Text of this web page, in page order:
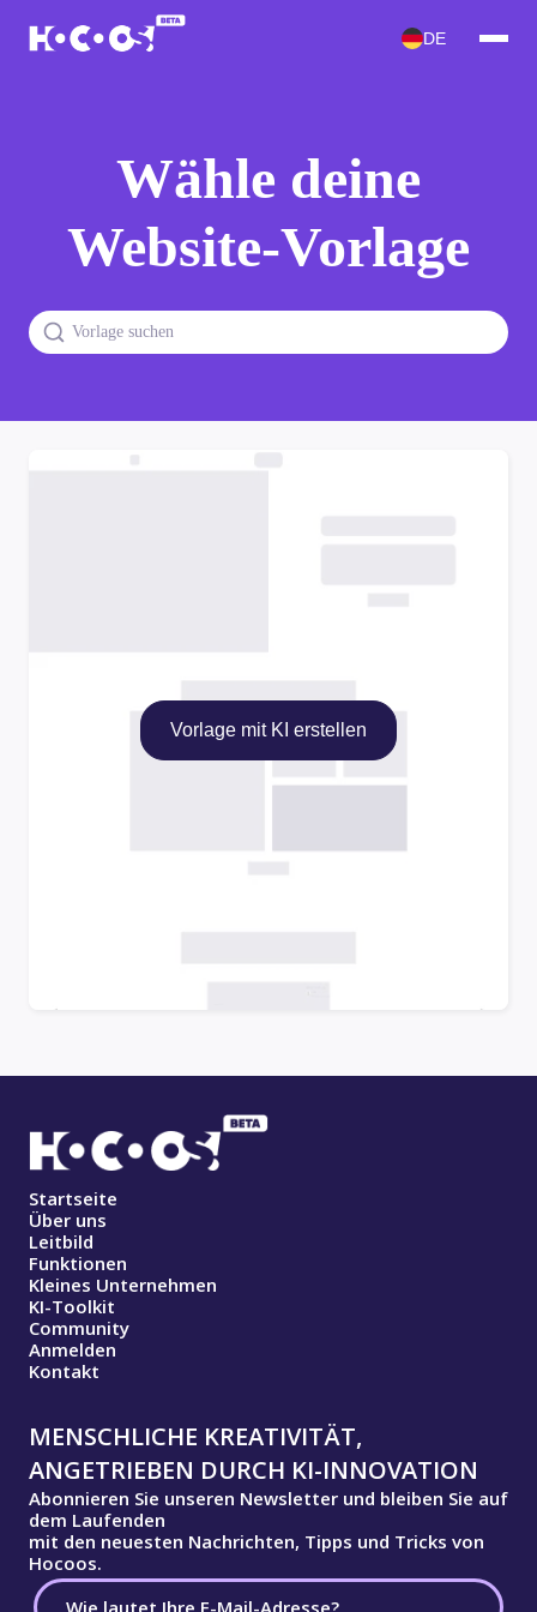
DE
Wähle deine
Website-Vorlage
Vorlage mit KI erstellen
Startseite
Über uns
Leitbild
Funktionen
Kleines Unternehmen
KI-Toolkit
Community
Anmelden
Kontakt
MENSCHLICHE KREATIVITÄT,
ANGETRIEBEN DURCH KI-INNOVATION
Abonnieren Sie unseren Newsletter und bleiben Sie auf
dem Laufenden
mit den neuesten Nachrichten, Tipps und Tricks von
Hocoos.